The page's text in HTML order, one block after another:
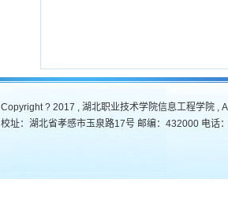
Copyright ? 2017 , 湖北职业技术学院信息工程学院 ,
校址：湖北省孝感市玉泉路17号 邮编：432000 电话